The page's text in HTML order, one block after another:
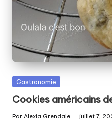
Posted
Gastronomie
Cookies américains
Par Alexia Grendale juillet 7,